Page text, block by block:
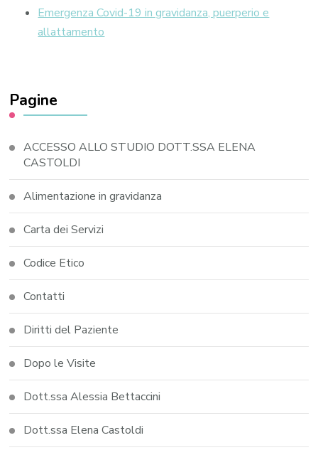
Emergenza Covid-19 in gravidanza, puerperio e
allattamento
Pagine
ACCESSO ALLO STUDIO DOTT.SSA ELENA
CASTOLDI
Alimentazione in gravidanza
Carta dei Servizi
Codice Etico
Contatti
Diritti del Paziente
Dopo le Visite
Dott.ssa Alessia Bettaccini
Dott.ssa Elena Castoldi